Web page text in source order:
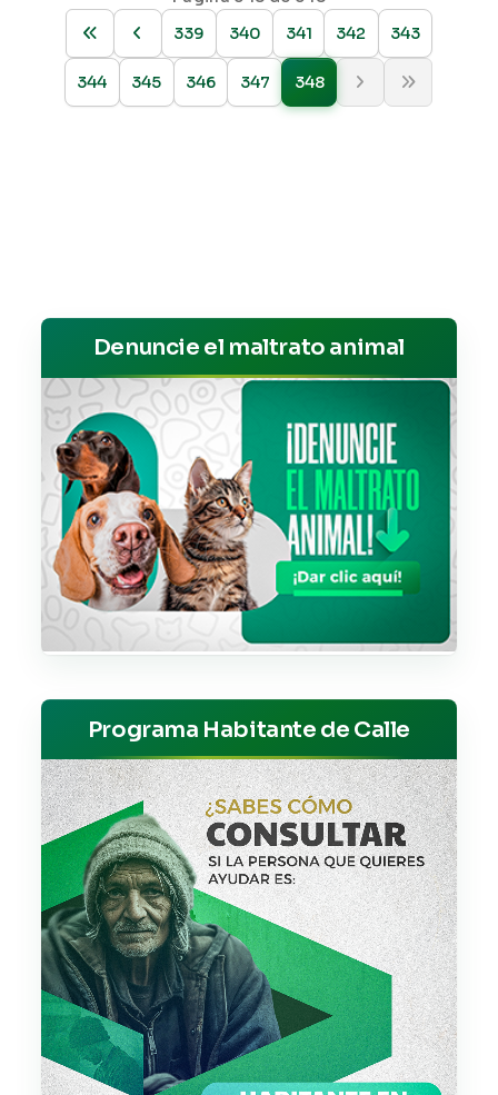
339
340 341 342 343
344 345 346 347 348
Denuncie el maltrato animal
Programa Habitante de Calle